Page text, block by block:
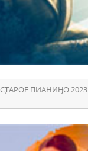
СꚐАРОЕ ПИАНИӇО 2023